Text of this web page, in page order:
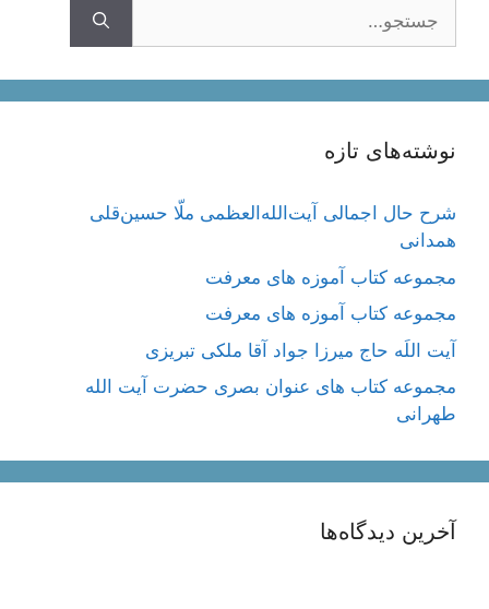
نوشته‌های تازه
شرح حال اجمالی آیت‌الله‌العظمی ملّا حسین‌قلی
همدانی
مجموعه کتاب آموزه های معرفت
مجموعه کتاب آموزه های معرفت
آیت اللَه حاج میرزا جواد آقا ملکی تبریزی
مجموعه کتاب های عنوان بصری حضرت آیت الله
طهرانی
آخرین دیدگاه‌ها